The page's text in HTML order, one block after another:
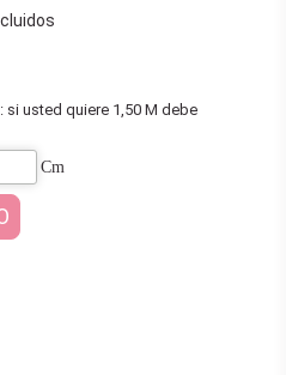
si usted quiere 1,50 M debe
Cm